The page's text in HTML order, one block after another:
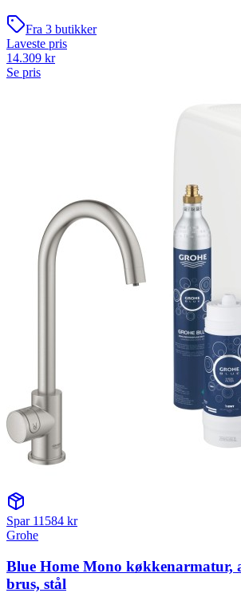
Fra 3 butikker
Laveste pris
14.309 kr
Se pris
Spar 11584 kr
Grohe
Blue Home Mono køkkenarmatur,
brus, stål